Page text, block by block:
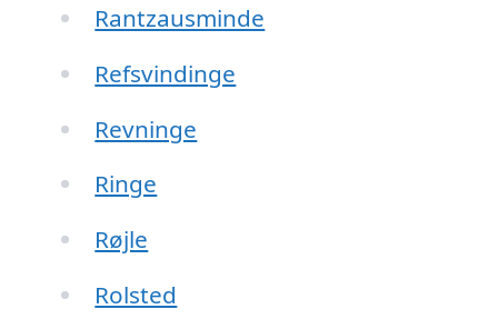
Rantzausminde
Refsvindinge
Revninge
Ringe
Røjle
Rolsted